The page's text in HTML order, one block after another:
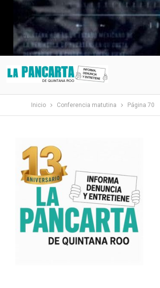
Inicio Conferencia matutina Página 70